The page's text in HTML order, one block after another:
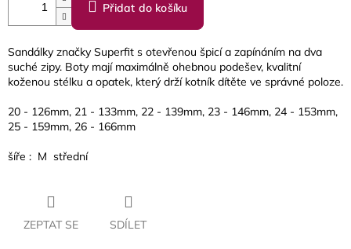
Přidat do košíku
Sandálky značky Superfit s otevřenou špicí a zapínáním na dva
suché zipy. Boty mají maximálně ohebnou podešev, kvalitní
koženou stélku a opatek, který drží kotník dítěte ve správné poloze.
20 - 126mm, 21 - 133mm, 22 - 139mm, 23 - 146mm, 24 - 153mm,
25 - 159mm, 26 - 166mm
šíře : M střední
ZEPTAT SE SDÍLET